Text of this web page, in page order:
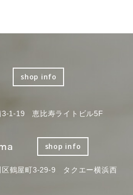
shop info
3-1-19 恵比寿ライトビル5F
shop info
区鶴屋町3-29-9 タクエー横浜西